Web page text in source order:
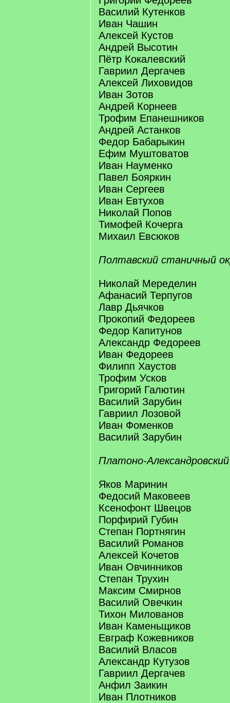
Василий Кутенков
Иван Чашин
Алексей Кустов
Андрей Высотин
Пётр Кокалевский
Гавриил Дергачев
Алексей Лиховидов
Иван Зотов
Андрей Корнеев
Трофим Епанешников
Андрей Астанков
Федор Бабарыкин
Ефим Муштоватов
Иван Науменко
Павел Бояркин
Иван Сергеев
Иван Евтухов
Николай Попов
Тимофей Кочерга
Михаил Евсюков
Полтавский станичный
Николай Меределин
Афанасий Терпугов
Лавр Дьячков
Прокопий Федореев
Федор Капитунов
Александр Федореев
Иван Федореев
Филипп Хаустов
Трофим Усков
Григорий Галютин
Василий Зарубин
Гавриил Лозовой
Иван Фоменков
Василий Зарубин
Платоно-
Яков Маринин
Федосий Маковеев
Ксенофонт Швецов
Порфирий Губин
Степан Портнягин
Василий Романов
Алексей Кочетов
Иван Овчинников
Степан Трухин
Максим Смирнов
Василий Овечкин
Тихон Милованов
Иван Каменьщиков
Евграф Кожевников
Василий Власов
Александр Кутузов
Гавриил Дергачев
Анфил Заикин
Иван Плотников